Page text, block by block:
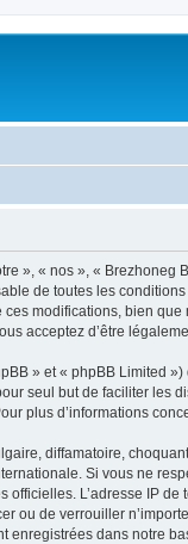
», « nos », «
de toutes les
modifications, bien
acceptez d’être
» et « phpBB Limited
seul but de faciliter les
plus d’informations
diffamatoire,
Si vous ne
L’adresse IP
ou de verrouiller
dans notre